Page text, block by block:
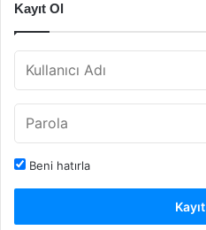
Kayıt Ol
Beni hatırla